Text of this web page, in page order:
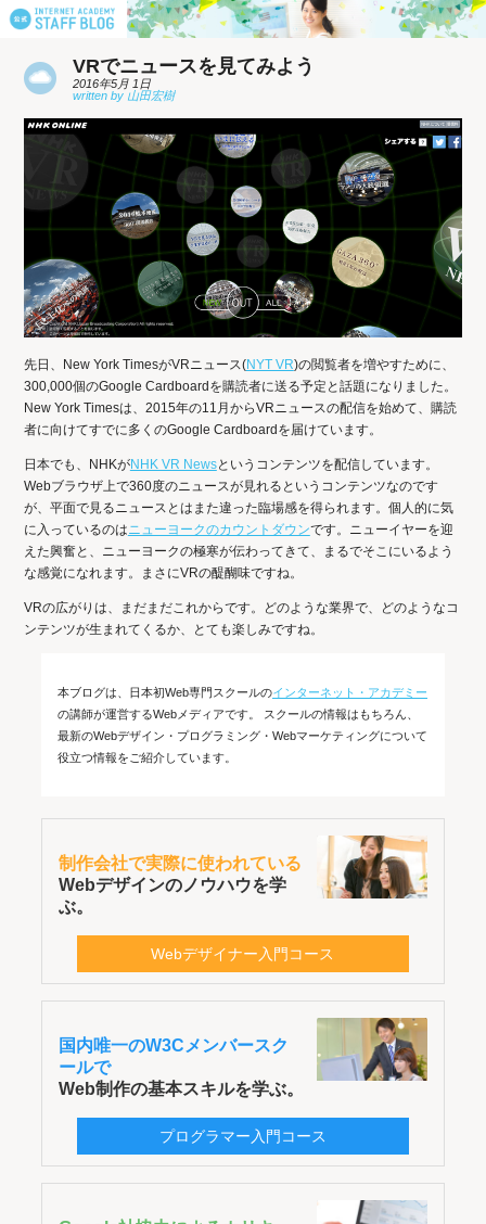
VRでニュースを見てみよう
2016年5月 1日
先日、New York TimesがVRニュース(NYT VR)の閲覧者を増やすために、
300,000個のGoogle Cardboardを購読者に送る予定と話題になりました。
New York Timesは、2015年の11月からVRニュースの配信を始めて、購読
者に向けてすでに多くのGoogle Cardboardを届けています。
日本でも、NHKがNHK VR Newsというコンテンツを配信しています。
Webブラウザ上で360度のニュースが見れるというコンテンツなのです
が、平面で見るニュースとはまた違った臨場感を得られます。個人的に気
に入っているのはニューヨークのカウントダウンです。ニューイヤーを迎
えた興奮と、ニューヨークの極寒が伝わってきて、まるでそこにいるよう
な感覚になれます。まさにVRの醍醐味ですね。
VRの広がりは、まだまだこれからです。どのような業界で、どのようなコ
ンテンツが生まれてくるか、とても楽しみですね。
本ブログは、日本初Web専門スクールのインターネット・アカデミー
の講師が運営するWebメディアです。 スクールの情報はもちろん、
最新のWebデザイン・プログラミング・Webマーケティングについて
役立つ情報をご紹介しています。
制作会社で実際に使われている
Webデザインのノウハウを学
ぶ。
Webデザイナー入門コース
国内唯一のW3Cメンバースク
ールで
Web制作の基本スキルを学ぶ。
プログラマー入門コース